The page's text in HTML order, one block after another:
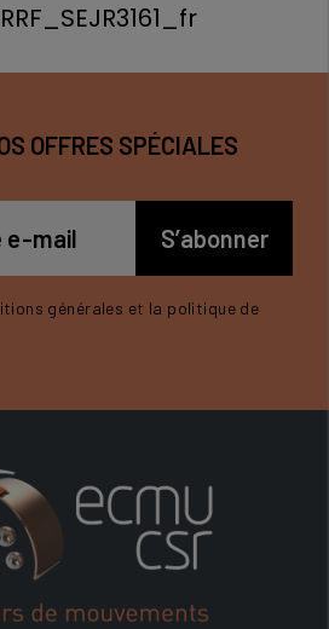
OFFRES SPÉCIALES
générales et la politique de